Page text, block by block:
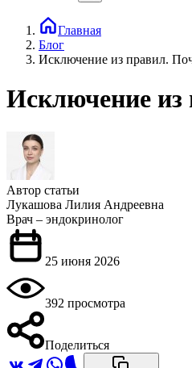
Главная
Блог
Исключение из правил.
Исключение из
Автор статьи
Лукашова Лилия Андреевна
Врач – эндокринолог
25 июня 2026
392 просмотра
Поделиться